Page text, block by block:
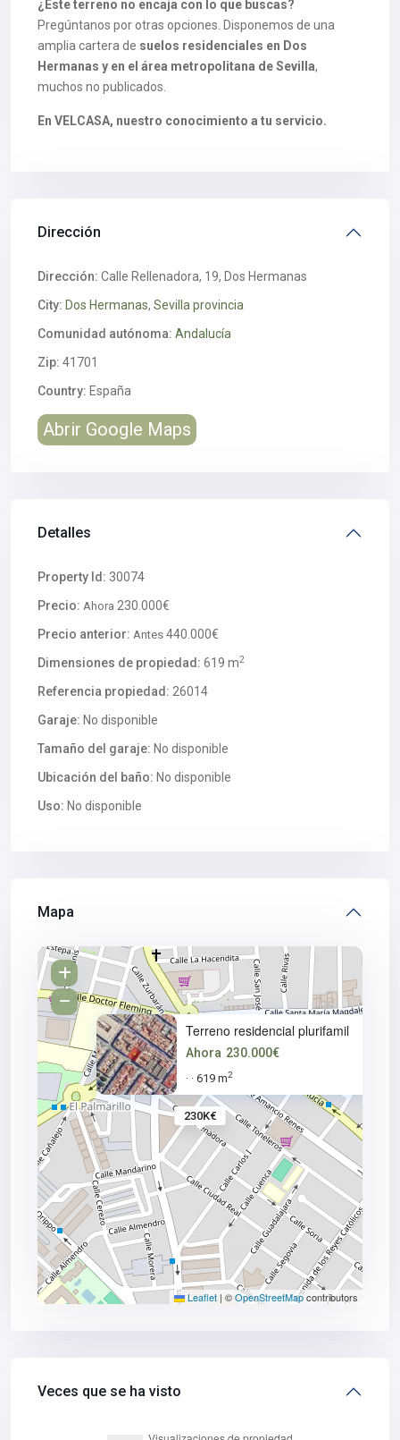
¿Este terreno no encaja con lo que buscas?
Pregúntanos por otras opciones. Disponemos de una
amplia cartera de suelos residenciales en Dos
Hermanas y en el área metropolitana de Sevilla,
muchos no publicados.
En VELCASA, nuestro conocimiento a tu servicio.
Dirección
Dirección: Calle Rellenadora, 19, Dos Hermanas
City: Dos Hermanas, Sevilla provincia
Comunidad autónoma: Andalucía
Zip: 41701
Country: España
Abrir Google Maps
Detalles
Property Id: 30074
Precio: Ahora 230.000€
Precio anterior: Antes 440.000€
Dimensiones de propiedad: 619 m2
Referencia propiedad: 26014
Garaje: No disponible
Tamaño del garaje: No disponible
Ubicación del baño: No disponible
Uso: No disponible
Mapa
230K€
Terreno residencial plurifamil
Ahora 230.000€
· · 619 m2
Leaflet | ©OpenStreetMapcontributors
Veces que se ha visto